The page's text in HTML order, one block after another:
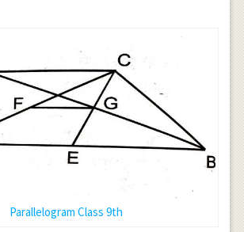
Parallelogram Class 9th